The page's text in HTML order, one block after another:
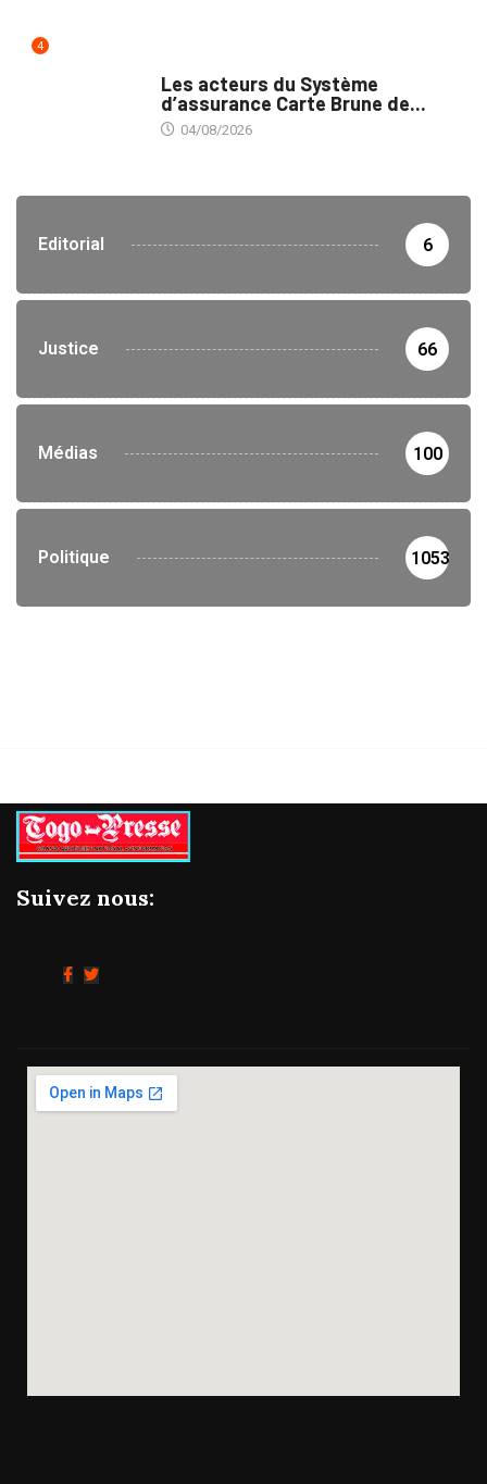
4
Les acteurs du Système
d’assurance Carte Brune de...
04/08/2026
Editorial 6
Justice 66
Médias 100
Politique 1053
Suivez nous: